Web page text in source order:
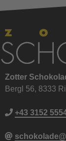
Zotter
Bergl 56, 8333
+43 3152